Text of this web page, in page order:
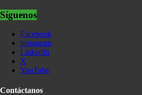
Síguenos
Facebook
Instagram
LinkedIn
X
YouTube
Contáctanos